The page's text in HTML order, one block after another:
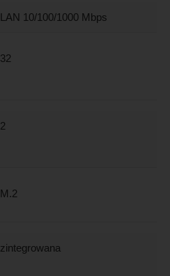
LAN 10/100/1000 Mbps
32
2
M.2
zintegrowana